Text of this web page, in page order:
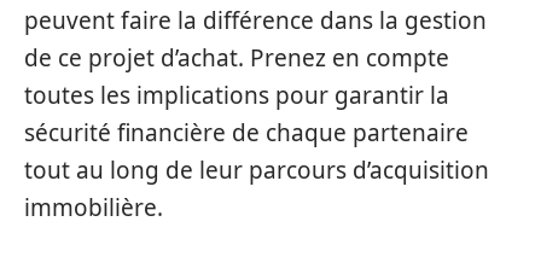
peuvent faire la différence dans la gestion
de ce projet d’achat. Prenez en compte
toutes les implications pour garantir la
sécurité financière de chaque partenaire
tout au long de leur parcours d’acquisition
immobilière.